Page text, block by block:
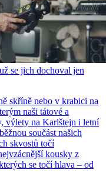
se jich dochoval jen
skříně nebo v krabici na
naši tátové a
výlety na Karlštejn i letní
součást našich
skvostů točí
kousky z
se točí hlava – od